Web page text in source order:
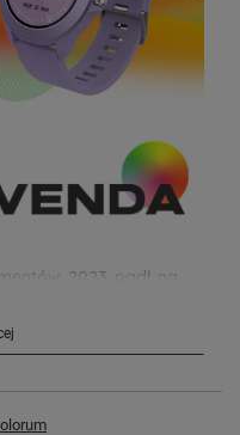
2023 padł na
i elegancję
przeżyć.